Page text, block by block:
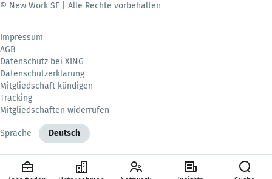
© New Work SE | Alle Rechte vorbehalten
Impressum
AGB
Datenschutz bei XING
Datenschutzerklärung
Mitgliedschaft kündigen
Tracking
Mitgliedschaften widerrufen
Sprache Deutsch